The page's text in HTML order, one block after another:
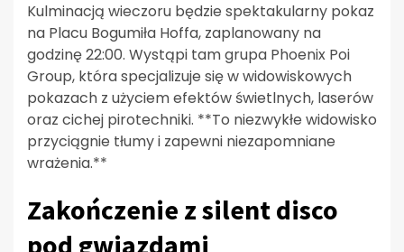
Kulminacją wieczoru będzie spektakularny pokaz
na Placu Bogumiła Hoffa, zaplanowany na
godzinę 22:00. Wystąpi tam grupa Phoenix Poi
Group, która specjalizuje się w widowiskowych
pokazach z użyciem efektów świetlnych, laserów
oraz cichej pirotechniki. **To niezwykłe widowisko
przyciągnie tłumy i zapewni niezapomniane
wrażenia.**
Zakończenie z silent disco
pod gwiazdami